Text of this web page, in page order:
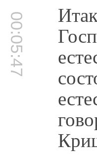
00:05:47